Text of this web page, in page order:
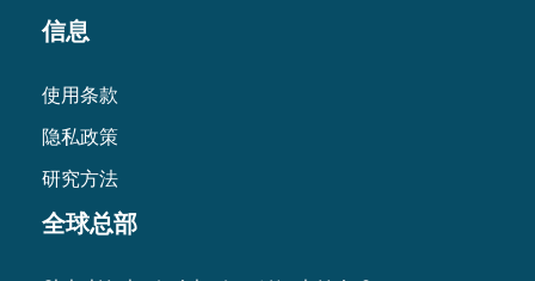
信息
使用条款
隐私政策
研究方法
全球总部